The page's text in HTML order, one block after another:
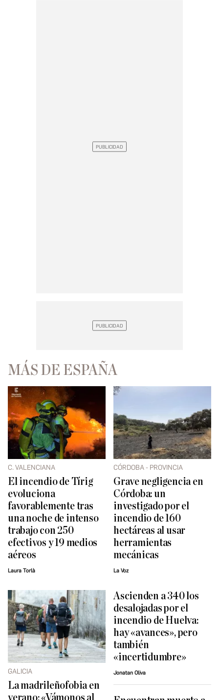
MÁS DE ESPAÑA
C. VALENCIANA
El incendio de Tírig
evoluciona
favorablemente tras
una noche de intenso
trabajo con 250
efectivos y 19 medios
aéreos
Laura Torlà
CÓRDOBA - PROVINCIA
Grave negligencia en
Córdoba: un
investigado por el
incendio de 160
hectáreas al usar
herramientas
mecánicas
La Voz
GALICIA
La madrileñofobia en
Ascienden a 340 los
desalojadas por el
incendio de Huelva:
hay «avances», pero
también
«incertidumbre»
Jonatan Oliva